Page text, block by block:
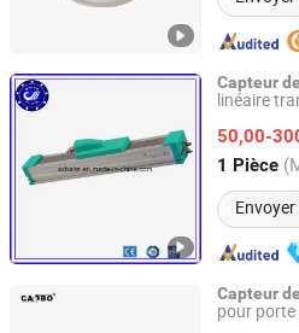
Capteurde
linéaire
50,00-
1 Pièce
Shanxi Baite Fluid Machinery
Shanxi, China
Capteurde
pour
Shenzhen Winfor Canbo